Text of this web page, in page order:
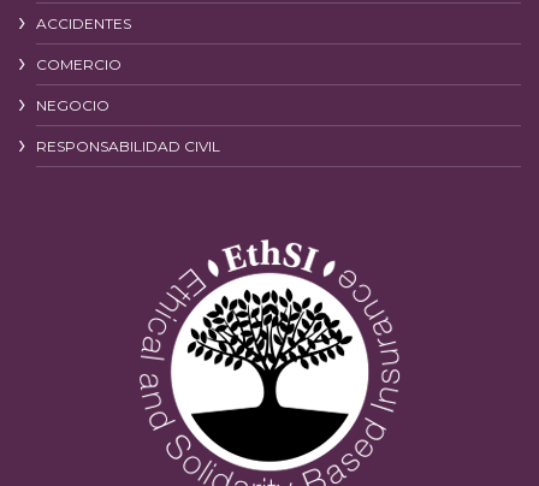
ACCIDENTES
COMERCIO
NEGOCIO
RESPONSABILIDAD CIVIL